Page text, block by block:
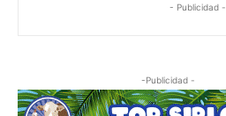
- Publicidad -
-Publicidad -